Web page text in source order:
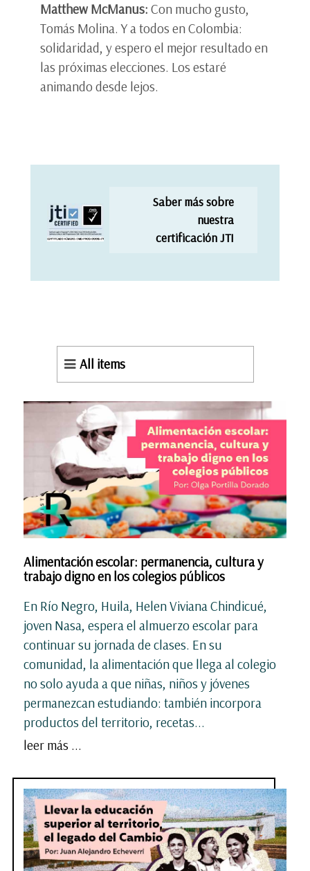
Matthew McManus: Con mucho gusto,
Tomás Molina. Y a todos en Colombia:
solidaridad, y espero el mejor resultado en
las próximas elecciones. Los estaré
animando desde lejos.
Saber más sobre
nuestra
certificación JTI
All items
Alimentación escolar: permanencia, cultura y
trabajo digno en los colegios públicos
En Río Negro, Huila, Helen Viviana Chindicué,
joven Nasa, espera el almuerzo escolar para
continuar su jornada de clases. En su
comunidad, la alimentación que llega al colegio
no solo ayuda a que niñas, niños y jóvenes
permanezcan estudiando: también incorpora
productos del territorio, recetas...
leer más ...